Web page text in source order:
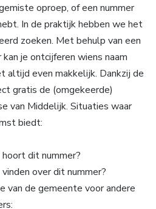
oproep, of een nummer
In de praktijk hebben we het
zoeken. Met behulp van een
je ontcijferen wiens naam
altijd even makkelijk. Dankzij de
gratis de (omgekeerde)
van Middelijk. Situaties waar
biedt:
dit nummer?
over dit nummer?
van de gemeente voor andere